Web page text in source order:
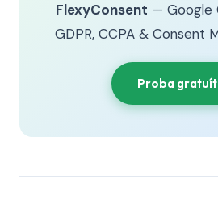
FlexyConsent — Google
GDPR, CCPA & Consent
Proba